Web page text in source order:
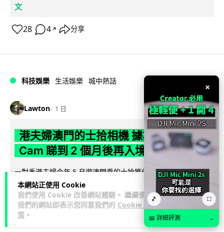
本網站正使用 Cookie
我們使用 Cookie 改善網站體驗。 繼續使用
我們的網站即表示您同意我們的 Cookie 政
策 。
文
28 4 ↗ 分享
科技娛樂 生活娛樂 城中熱話
Lawton 1 日
港夫婦澳門的士拾相機 據為己有被的士
Cam 睇到 2 個月後再入境被捕
一對香港夫婦今年 5 月遊澳門乘的士拾獲他人遺留相機及電
池，拾遺不報並帶返香港自用。兩人本月 2 日經港珠澳大橋再
次入境澳門時，被治安警察局...
閱讀全文
539
×
🎵 ⛶
📖 詳細評測 →